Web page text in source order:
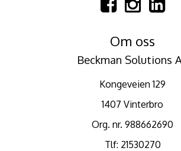
Om oss
Beckman Solutions
Kongeveien 129
1407 Vinterbro
Org. nr. 988662690
Tlf: 21530270